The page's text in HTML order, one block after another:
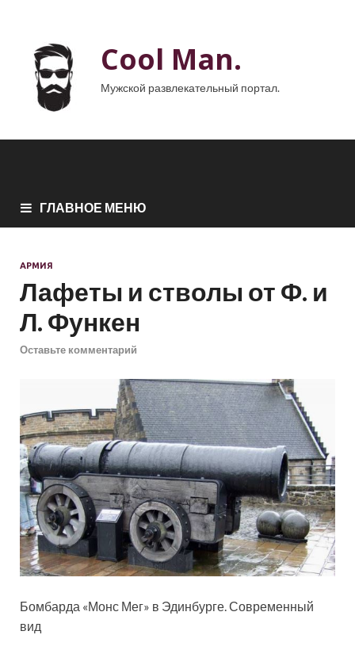
Cool Man.
Мужской развлекательный портал.
ГЛАВНОЕ МЕНЮ
АРМИЯ
Лафеты и стволы от Ф. и
Л. Функен
Оставьте комментарий
Бомбарда «Монс Мег» в Эдинбурге. Современный
вид